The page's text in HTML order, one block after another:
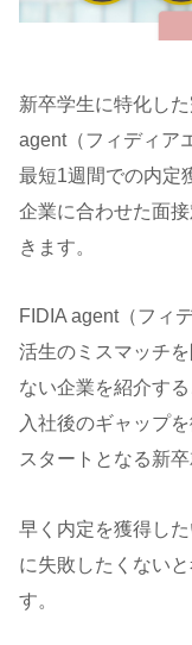
新卒学生に特化し
agent（フィディア
最短1週間での内定
企業に合わせた面
きます。
FIDIA agent（フィ
活生のミスマッチ
ない企業を紹介す
入社後のギャップ
スタートとなる新
早く内定を獲得し
に失敗したくない
す。